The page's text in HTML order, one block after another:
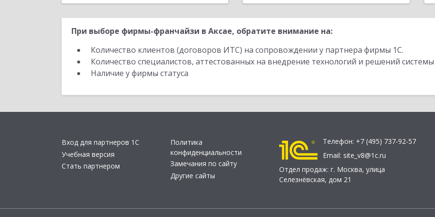
При выборе фирмы-франчайзи в Аксае, обратите внимание на:
Количество клиентов (договоров ИТС) на сопровождении у партнера фирмы 1С.
Количество специалистов, аттестованных на внедрение технологий и решений
Наличие у фирмы статуса
Вход для партнеров 1С
Учебная версия
Стать партнером
Политика
конфиденциальности
Замечания по сайту
Другие сайты
Телефон: +7 (495) 737-92-57
Email: site_v8@1c.ru
Отдел продаж: г. Москва, улица
Селезнёвская, дом 21